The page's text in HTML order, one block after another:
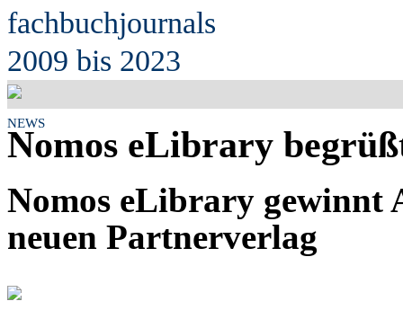
fachbuchjournals
2009 bis 2023
NEWS
Nomos eLibrary
Nomos eLibrary gewinnt
neuen Partnerverlag